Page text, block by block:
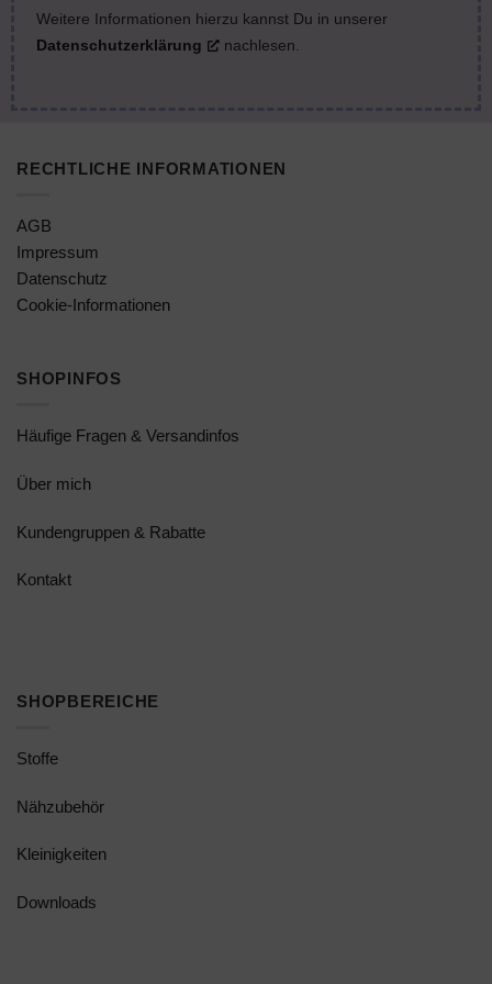
Weitere Informationen hierzu kannst Du in unserer
Datenschutzerklärung
nachlesen.
RECHTLICHE INFORMATIONEN
AGB
Impressum
Datenschutz
Cookie-Informationen
SHOPINFOS
Häufige Fragen & Versandinfos
Über mich
Kundengruppen & Rabatte
Kontakt
SHOPBEREICHE
Stoffe
Nähzubehör
Kleinigkeiten
Downloads